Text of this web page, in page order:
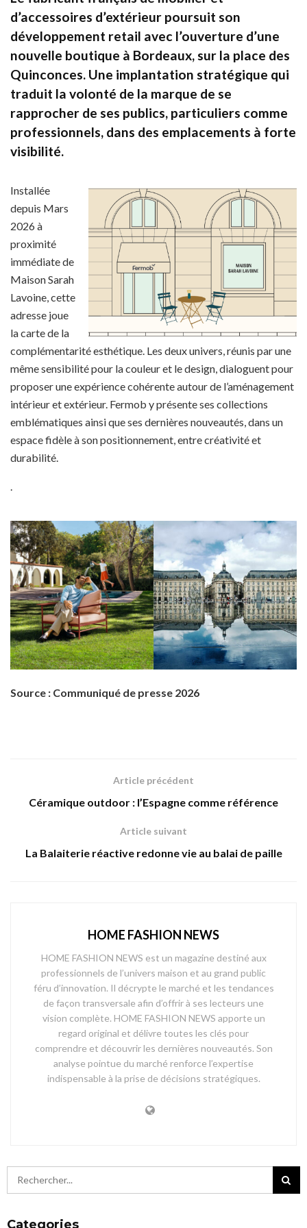
d’accessoires d’extérieur poursuit son
développement retail avec l’ouverture d’une
nouvelle boutique à Bordeaux, sur la place des
Quinconces. Une implantation stratégique qui
traduit la volonté de la marque de se
rapprocher de ses publics, particuliers comme
professionnels, dans des emplacements à forte
visibilité.
Installée
depuis Mars
2026 à
proximité
immédiate de
Maison Sarah
Lavoine, cette
adresse joue
la carte de la
complémentarité esthétique. Les deux univers, réunis par une
même sensibilité pour la couleur et le design, dialoguent pour
proposer une expérience cohérente autour de l’aménagement
intérieur et extérieur. Fermob y présente ses collections
emblématiques ainsi que ses dernières nouveautés, dans un
espace fidèle à son positionnement, entre créativité et
durabilité.
.
Source : Communiqué de presse 2026
Article précédent
Céramique outdoor : l’Espagne comme référence
Article suivant
La Balaiterie réactive redonne vie au balai de paille
HOME FASHION NEWS
HOME FASHION NEWS est un magazine destiné aux
professionnels de l’univers maison et au grand public
féru d’innovation. Il décrypte le marché et les tendances
de façon transversale afin d’offrir à ses lecteurs une
vision complète. HOME FASHION NEWS apporte un
regard original et délivre toutes les clés pour
comprendre et découvrir les dernières nouveautés. Son
analyse pointue du marché renforce l’expertise
indispensable à la prise de décisions stratégiques.
Categories